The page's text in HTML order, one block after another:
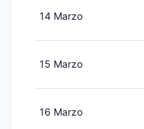
14 Marzo
15 Marzo
16 Marzo